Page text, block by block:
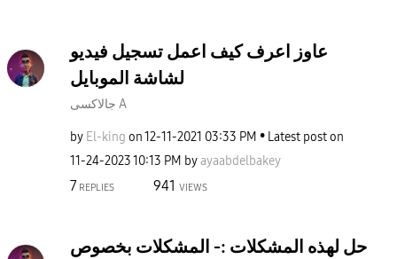
عاوز اعرف كيف اعمل تسجيل فيديو
لشاشة الموبايل
جالاكسى A
by El-king on‎12-11-2021 03:33 PM
Latest post on
‎11-24-202310:13 PM byayaabdelbakey
7 REPLIES 941 VIEWS
حل لهذه المشكلات :- المشكلات بخصوص